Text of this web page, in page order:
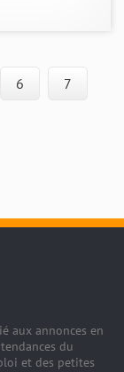
6 7
aux annonces en
du
et des petites